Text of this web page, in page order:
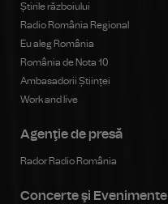
Știrile războiului
Radio România Regional
Eu aleg România
România de Nota 10
Ambasadorii Științei
Work and live
Agenţie de presă
Rador Radio România
Concerte şi Evenimente